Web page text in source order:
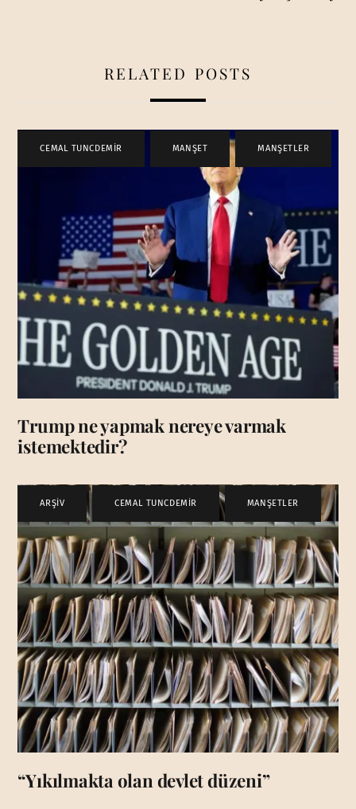
RELATED POSTS
CEMAL TUNCDEMİR MANŞET , MANŞETLER
Trump ne yapmak nereye varmak
istemektedir?
ARŞİV CEMAL TUNCDEMİR , MANŞETLER
“Yıkılmakta olan devlet düzeni”